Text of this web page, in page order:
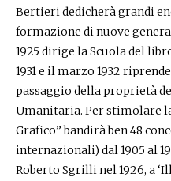
Bertieri dedicherà grandi
formazione di nuove
1925 dirige la Scuola del
1931 e il marzo 1932
passaggio della proprietà
Umanitaria. Per stimolare
Grafico” bandirà ben 48
internazionali) dal 1905 al
Roberto Sgrilli nel 1926, a